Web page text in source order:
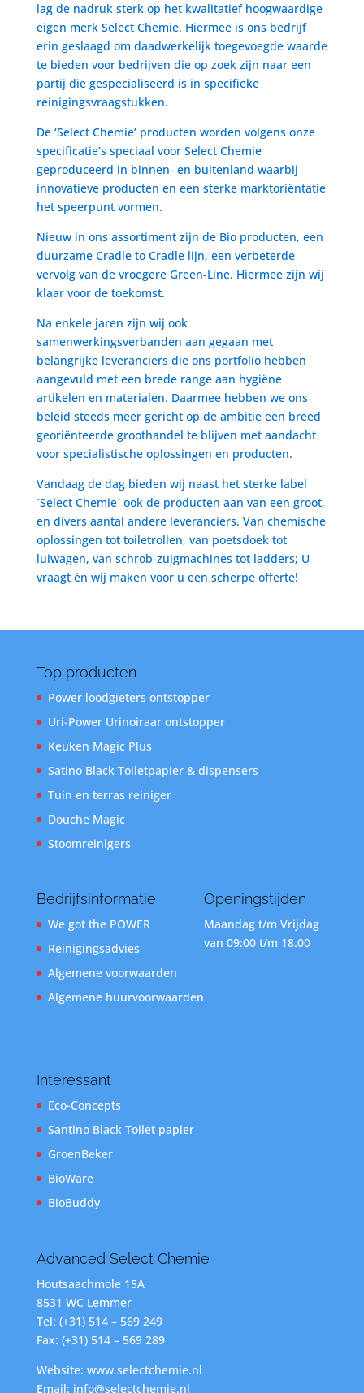
lag de nadruk sterk op het kwalitatief hoogwaardige
eigen merk Select Chemie. Hiermee is ons bedrijf
erin geslaagd om daadwerkelijk toegevoegde waarde
te bieden voor bedrijven die op zoek zijn naar een
partij die gespecialiseerd is in specifieke
reinigingsvraagstukken.
De ‘Select Chemie’ producten worden volgens onze
specificatie’s speciaal voor Select Chemie
geproduceerd in binnen- en buitenland waarbij
innovatieve producten en een sterke marktoriëntatie
het speerpunt vormen.
Nieuw in ons assortiment zijn de Bio producten, een
duurzame Cradle to Cradle lijn, een verbeterde
vervolg van de vroegere Green-Line. Hiermee zijn wij
klaar voor de toekomst.
Na enkele jaren zijn wij ook
samenwerkingsverbanden aan gegaan met
belangrijke leveranciers die ons portfolio hebben
aangevuld met een brede range aan hygiëne
artikelen en materialen. Daarmee hebben we ons
beleid steeds meer gericht op de ambitie een breed
georiënteerde groothandel te blijven met aandacht
voor specialistische oplossingen en producten.
Vandaag de dag bieden wij naast het sterke label
´Select Chemie´ ook de producten aan van een groot,
en divers aantal andere leveranciers. Van chemische
oplossingen tot toiletrollen, van poetsdoek tot
luiwagen, van schrob-zuigmachines tot ladders; U
vraagt èn wij maken voor u een scherpe offerte!
Top producten
Power loodgieters ontstopper
Uri-Power Urinoiraar ontstopper
Keuken Magic Plus
Satino Black Toiletpapier & dispensers
Tuin en terras reiniger
Douche Magic
Stoomreinigers
Bedrijfsinformatie
We got the POWER
Reinigingsadvies
Algemene voorwaarden
Algemene huurvoorwaarden
Openingstijden
Maandag t/m Vrijdag
van 09:00 t/m 18.00
Interessant
Eco-Concepts
Santino Black Toilet papier
GroenBeker
BioWare
BioBuddy
Advanced Select Chemie
Houtsaachmole 15A
8531 WC Lemmer
Tel: (+31) 514 – 569 249
Fax: (+31) 514 – 569 289
Website: www.selectchemie.nl
Email: info@selectchemie.nl